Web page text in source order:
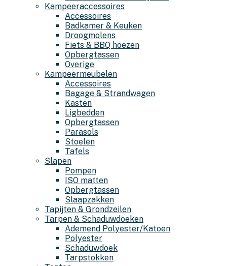
Kampeeraccessoires
Accessoires
Badkamer & Keuken
Droogmolens
Fiets & BBQ hoezen
Opbergtassen
Overige
Kampeermeubelen
Accessoires
Bagage & Strandwagen
Kasten
Ligbedden
Opbergtassen
Parasols
Stoelen
Tafels
Slapen
Pompen
ISO matten
Opbergtassen
Slaapzakken
Tapijten & Grondzeilen
Tarpen & Schaduwdoeken
Ademend Polyester/Katoen
Polyester
Schaduwdoek
Tarpstokken